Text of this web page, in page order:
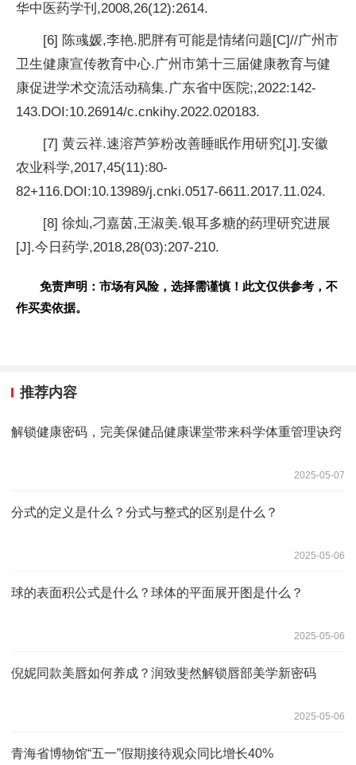
华中医药学刊,2008,26(12):2614.
[6] 陈彧媛,李艳.肥胖有可能是情绪问题[C]//广州市
卫生健康宣传教育中心.广州市第十三届健康教育与健
康促进学术交流活动稿集.广东省中医院;,2022:142-
143.DOI:10.26914/c.cnkihy.2022.020183.
[7] 黄云祥.速溶芦笋粉改善睡眠作用研究[J].安徽
农业科学,2017,45(11):80-
82+116.DOI:10.13989/j.cnki.0517-6611.2017.11.024.
[8] 徐灿,刁嘉茵,王淑美.银耳多糖的药理研究进展
[J].今日药学,2018,28(03):207-210.
免责声明：市场有风险，选择需谨慎！此文仅供参考，不
作买卖依据。
推荐内容
解锁健康密码，完美保健品健康课堂带来科学体重管理诀窍
2025-05-07
分式的定义是什么？分式与整式的区别是什么？
2025-05-06
球的表面积公式是什么？球体的平面展开图是什么？
2025-05-06
倪妮同款美唇如何养成？润致斐然解锁唇部美学新密码
2025-05-06
青海省博物馆“五一”假期接待观众同比增长40%